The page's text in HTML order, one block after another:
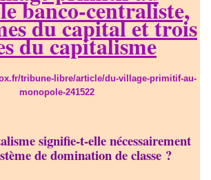
banco-centraliste,
du capital et trois
du capitalisme
tribune-libre/article/du-village-primitif-au-
monopole-241522
signifie-t-elle nécessairement
de domination de classe ?